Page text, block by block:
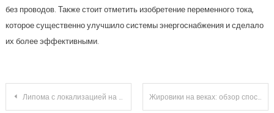
без проводов. Также стоит отметить изобретение переменного тока,
которое существенно улучшило системы энергоснабжения и сделало
их более эффективными.
Навигация
Липома с локализацией на плече: особенности и методы устранения Жировики на веках: обзор способов избавления